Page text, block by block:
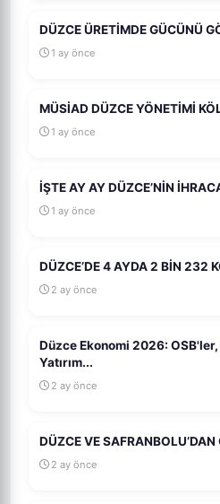
DÜZCE ÜRETİMDE GÜCÜNÜ
1 ay önce
MÜSİAD DÜZCE YÖNETİMİ
1 ay önce
İŞTE AY AY DÜZCE’NİN
1 ay önce
DÜZCE’DE 4 AYDA 2 BİN 232
2 ay önce
Düzce Ekonomi 2026:
Yatırım...
2 ay önce
DÜZCE VE SAFRANBOLU’DAN
2 ay önce